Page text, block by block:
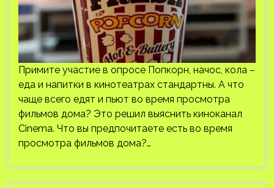
Примите участие в опросе Попкорн, начос, кола –
еда и напитки в кинотеатрах стандартны. А что
чаще всего едят и пьют во время просмотра
фильмов дома? Это решил выяснить киноканал
Cinema. Что вы предпочитаете есть во время
просмотра фильмов дома?…